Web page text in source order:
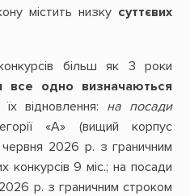
містить низку суттєвих
більш як 3 роки
все одно визначаються
відновлення: на посади
«А» (вищий корпус
2026 р. з граничним
конкурсів 9 міс.; на посади
р. з граничним строком